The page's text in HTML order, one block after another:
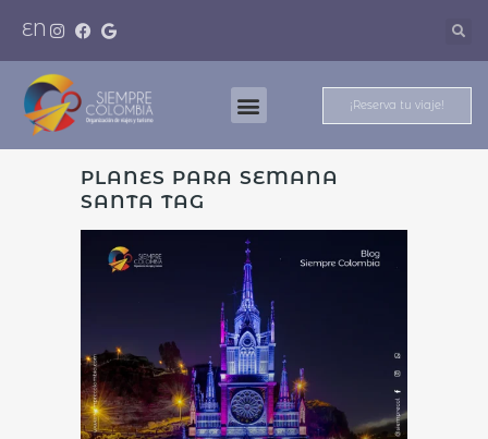
EN
¡Reserva tu viaje!
PLANES PARA SEMANA
SANTA TAG